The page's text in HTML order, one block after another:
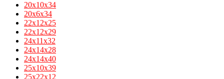
20х10х34
20х6х34
22х12х25
22х12х29
24х11х32
24х14х28
24х14х40
25х10х39
25х22х12